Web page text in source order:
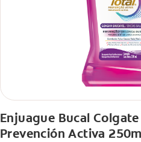
Enjuague Bucal
Prevención Activa